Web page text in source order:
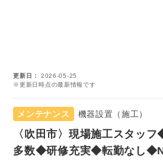
更新日
2026-05-25
※更新日時点の最新情報です
メンテナンス 機器設置（施工）
〈吹田市〉現場施工スタッ
多数◆研修充実◆転勤なし